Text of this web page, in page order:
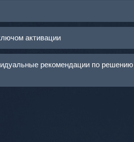
активации
рекомендации по